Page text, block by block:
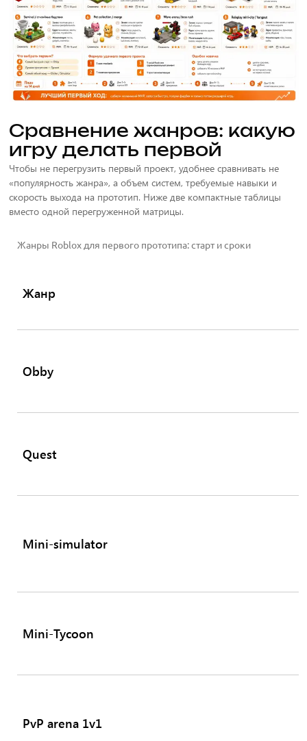
Сравнение жанров: какую
игру делать первой
Чтобы не перегрузить первый проект, удобнее сравнивать не
«популярность жанра», а объем систем, требуемые навыки и
скорость выхода на прототип. Ниже две компактные таблицы
вместо одной перегруженной матрицы.
Жанры Roblox для первого прототипа: старт и сроки
Жанр
Obby
Quest
Mini-simulator
Mini-Tycoon
PvP arena 1v1